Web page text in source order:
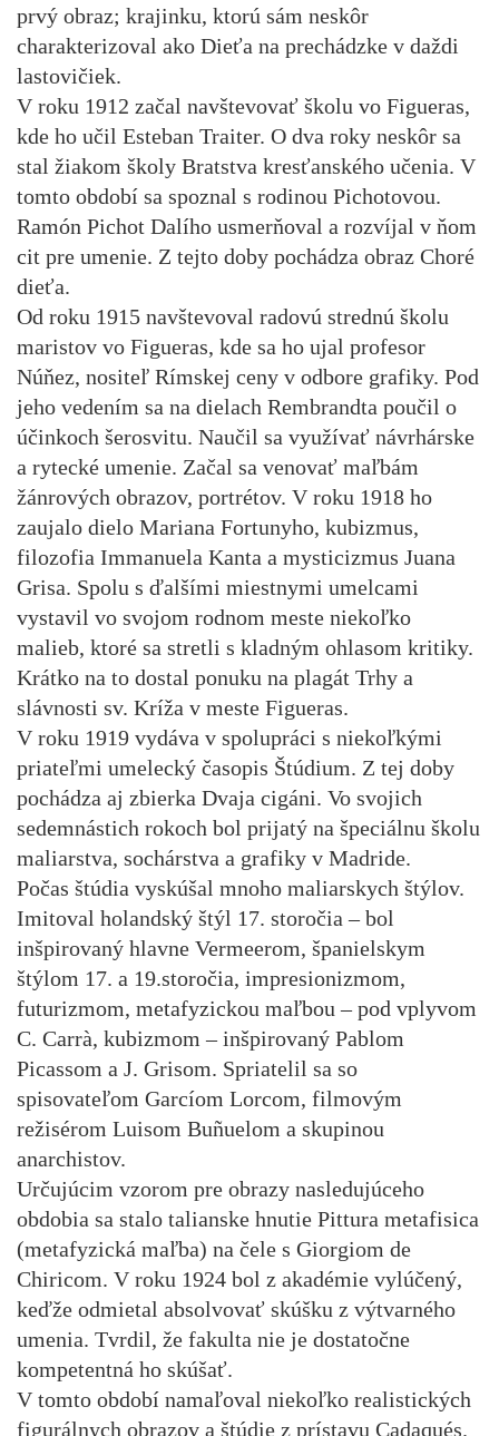
prvý obraz; krajinku, ktorú sám neskôr
charakterizoval ako Dieťa na prechádzke v daždi
lastovičiek.
V roku 1912 začal navštevovať školu vo Figueras,
kde ho učil Esteban Traiter. O dva roky neskôr sa
stal žiakom školy Bratstva kresťanského učenia. V
tomto období sa spoznal s rodinou Pichotovou.
Ramón Pichot Dalího usmerňoval a rozvíjal v ňom
cit pre umenie. Z tejto doby pochádza obraz Choré
dieťa.
Od roku 1915 navštevoval radovú strednú školu
maristov vo Figueras, kde sa ho ujal profesor
Núňez, nositeľ Rímskej ceny v odbore grafiky. Pod
jeho vedením sa na dielach Rembrandta poučil o
účinkoch šerosvitu. Naučil sa využívať návrhárske
a rytecké umenie. Začal sa venovať maľbám
žánrových obrazov, portrétov. V roku 1918 ho
zaujalo dielo Mariana Fortunyho, kubizmus,
filozofia Immanuela Kanta a mysticizmus Juana
Grisa. Spolu s ďalšími miestnymi umelcami
vystavil vo svojom rodnom meste niekoľko
malieb, ktoré sa stretli s kladným ohlasom kritiky.
Krátko na to dostal ponuku na plagát Trhy a
slávnosti sv. Kríža v meste Figueras.
V roku 1919 vydáva v spolupráci s niekoľkými
priateľmi umelecký časopis Štúdium. Z tej doby
pochádza aj zbierka Dvaja cigáni. Vo svojich
sedemnástich rokoch bol prijatý na špeciálnu školu
maliarstva, sochárstva a grafiky v Madride.
Počas štúdia vyskúšal mnoho maliarskych štýlov.
Imitoval holandský štýl 17. storočia – bol
inšpirovaný hlavne Vermeerom, španielskym
štýlom 17. a 19.storočia, impresionizmom,
futurizmom, metafyzickou maľbou – pod vplyvom
C. Carrà, kubizmom – inšpirovaný Pablom
Picassom a J. Grisom. Spriatelil sa so
spisovateľom Garcíom Lorcom, filmovým
režisérom Luisom Buñuelom a skupinou
anarchistov.
Určujúcim vzorom pre obrazy nasledujúceho
obdobia sa stalo talianske hnutie Pittura metafisica
(metafyzická maľba) na čele s Giorgiom de
Chiricom. V roku 1924 bol z akadémie vylúčený,
keďže odmietal absolvovať skúšku z výtvarného
umenia. Tvrdil, že fakulta nie je dostatočne
kompetentná ho skúšať.
V tomto období namaľoval niekoľko realistických
figurálnych obrazov a štúdie z prístavu Cadaqués.